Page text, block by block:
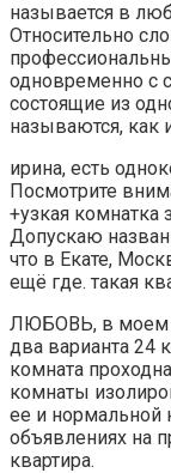
называется в
Относительно
одновременно с
состоящие из
называются, как
ирина, есть
Посмотрите
+узкая комнатка
Допускаю
что в Екате,
ещё где. такая
ЛЮБОВЬ, в моем
два варианта 24
комната
комнаты
ее и нормальной
объявлениях на
квартира.